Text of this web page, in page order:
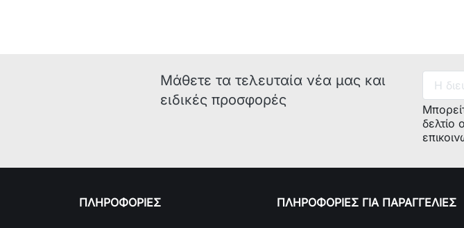
Μάθετε τα τελευταία νέα μας και
ειδικές προσφορές
δελτίο
ΠΛΗΡΟΦΟΡΙΕΣ ΠΛΗΡΟΦΟΡΙΕΣ ΓΙΑ ΠΑΡΑΓΓΕΛΙΕΣ